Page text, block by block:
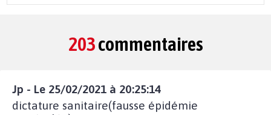
203commentaires
Jp - Le 25/02/2021 à 20:25:14
dictature sanitaire(fausse épidémie